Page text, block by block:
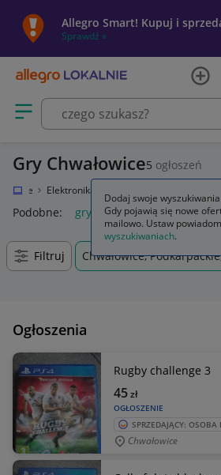
Allegro Smart! Kupuj i
Sprawdź »
Otwórz menu z kategoriami
Gry Chwałowice5 ogłoszeń
Elektronika
Podobne: gry gry ps5 gry ps4
Filtruj Chwałowice,
Ogłoszenia
Rugby challenge 3
OGŁOSZENIE
45zł
SPRZEDAJĄCY: OSOBA
Chwałowice
Dodaj swoje
Gdy pojawią się nowe
mailowo. Ustaw
wyszukiwaniach.